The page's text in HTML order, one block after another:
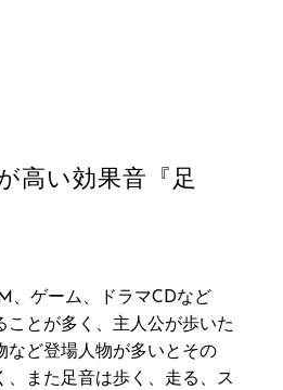
高い効果音『足
、ゲーム、ドラマCDなど
ことが多く、主人公が歩いた
など登場人物が多いとその
、また足音は歩く、走る、ス